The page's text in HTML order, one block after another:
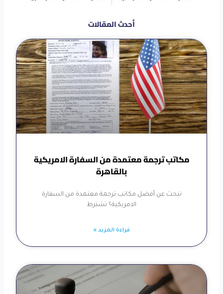
أحدث المقالات
مكاتب ترجمة معتمدة من السفارة الامريكية
بالقاهرة
تبحث عن أفضل مكاتب ترجمة معتمدة من السفارة
الامريكية؟ تشترط
قراءة المزيد »